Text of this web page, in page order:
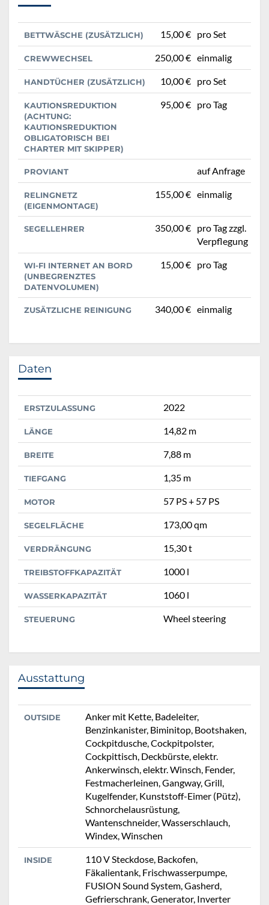
BETTWÄSCHE (ZUSÄTZLICH) 15,00 € pro Set
CREWWECHSEL 250,00 € einmalig
HANDTÜCHER (ZUSÄTZLICH) 10,00 € pro Set
KAUTIONSREDUKTION
(ACHTUNG:
KAUTIONSREDUKTION
OBLIGATORISCH BEI
CHARTER MIT SKIPPER)
95,00 € pro Tag
PROVIANT auf Anfrage
RELINGNETZ
(EIGENMONTAGE)
155,00 € einmalig
SEGELLEHRER 350,00 € pro Tag zzgl.
Verpflegung
WI-FI INTERNET AN BORD
(UNBEGRENZTES
DATENVOLUMEN)
15,00 € pro Tag
ZUSÄTZLICHE REINIGUNG 340,00 € einmalig
Daten
ERSTZULASSUNG 2022
LÄNGE 14,82 m
BREITE 7,88 m
TIEFGANG 1,35 m
MOTOR 57 PS + 57 PS
SEGELFLÄCHE 173,00 qm
VERDRÄNGUNG 15,30 t
TREIBSTOFFKAPAZITÄT 1000 l
WASSERKAPAZITÄT 1060 l
STEUERUNG Wheel steering
Ausstattung
OUTSIDE
Anker mit Kette, Badeleiter,
Benzinkanister, Biminitop, Bootshaken,
Cockpitdusche, Cockpitpolster,
Cockpittisch, Deckbürste, elektr.
Ankerwinsch, elektr. Winsch, Fender,
Festmacherleinen, Gangway, Grill,
Kugelfender, Kunststoff-Eimer (Pütz),
Schnorchelausrüstung,
Wantenschneider, Wasserschlauch,
Windex, Winschen
INSIDE
110 V Steckdose, Backofen,
Fäkalientank, Frischwasserpumpe,
FUSION Sound System, Gasherd,
Gefrierschrank, Generator, Inverter